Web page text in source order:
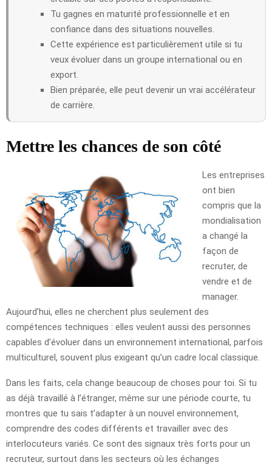
Tu gagnes en maturité professionnelle et en
confiance dans des situations nouvelles.
Cette expérience est particulièrement utile si tu
veux évoluer dans un groupe international ou en
export.
Bien préparée, elle peut devenir un vrai accélérateur
de carrière.
Mettre les chances de son côté
Les entreprises
ont bien
compris que la
mondialisation
a changé la
façon de
recruter, de
vendre et de
manager.
Aujourd’hui, elles ne cherchent plus seulement des
compétences techniques : elles veulent aussi des personnes
capables d’évoluer dans un environnement international, parfois
multiculturel, souvent plus exigeant qu’un cadre local classique.
Dans les faits, cela change beaucoup de choses pour toi. Si tu
as déjà travaillé à l’étranger, même sur une période courte, tu
montres que tu sais t’adapter à un nouvel environnement,
comprendre des codes différents et travailler avec des
interlocuteurs variés. Ce sont des signaux très forts pour un
recruteur, surtout dans les secteurs où les échanges